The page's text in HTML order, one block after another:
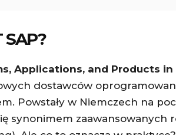
SAP?
Applications, and Products
dostawców
Powstały w Niemczech na
synonimem zaawansowanych